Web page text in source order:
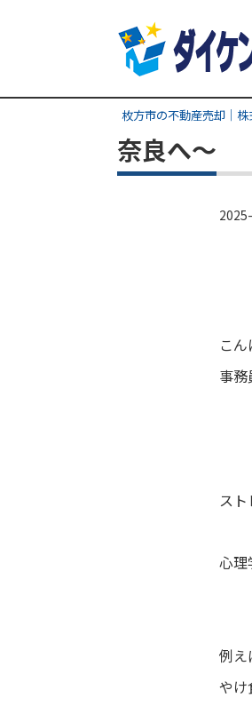
枚方市の不動産売却｜
奈良へ～
こ
事務
スト
心理
例え
や